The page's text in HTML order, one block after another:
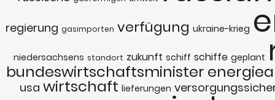
regierung gasimporten verfügung ukraine-krieg
niedersachsens standort zukunft schiff schiffe geplant
bundeswirtschaftsminister
usa wirtschaft lieferungen